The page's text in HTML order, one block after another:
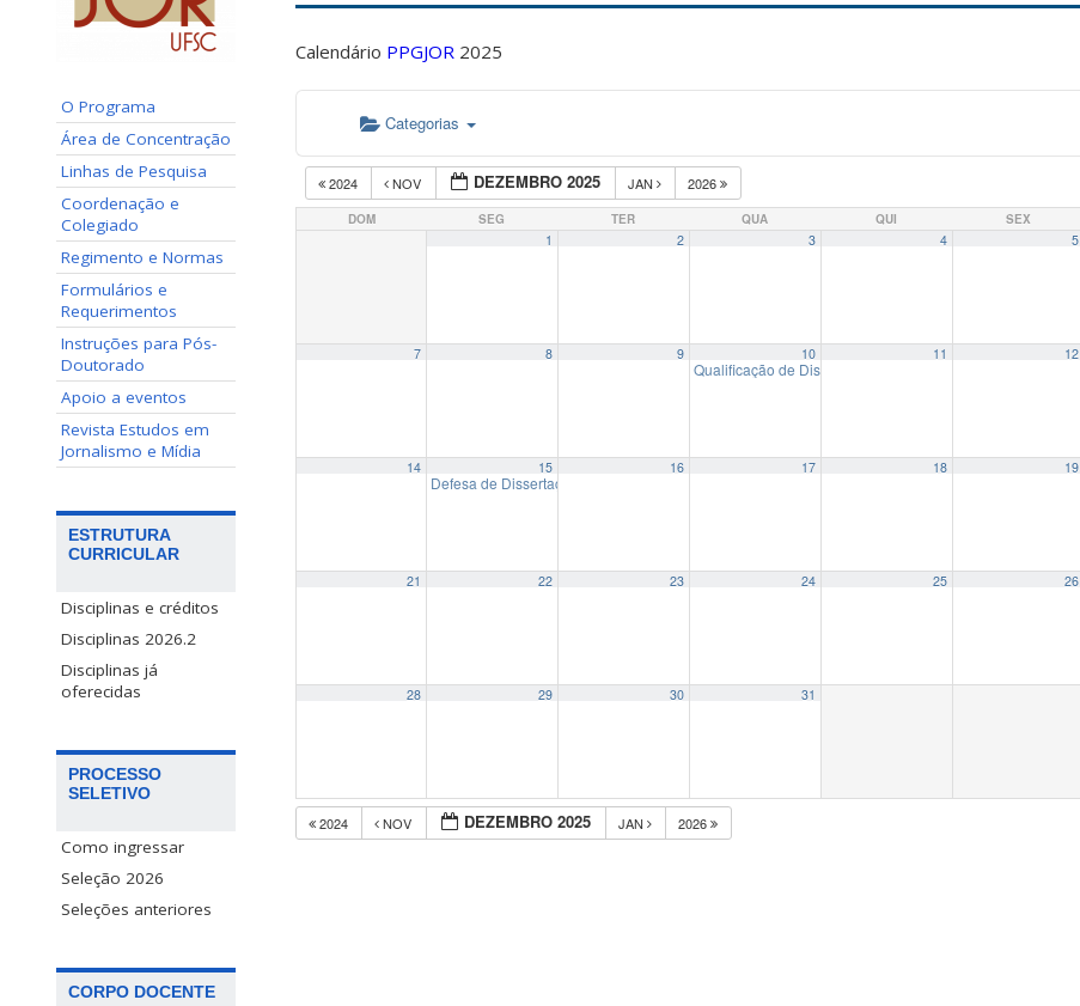
O Programa
Área de Concentração
Linhas de Pesquisa
Coordenação e
Colegiado
Regimento e Normas
Formulários e
Requerimentos
Instruções para Pós-
Doutorado
Apoio a eventos
Revista Estudos em
Jornalismo e Mídia
ESTRUTURA
CURRICULAR
Disciplinas e créditos
Disciplinas 2026.2
Disciplinas já
oferecidas
PROCESSO
SELETIVO
Como ingressar
Seleção 2026
Seleções anteriores
CORPO DOCENTE
Calendário PPGJOR 2025
Categorias
2024 NOV DEZEMBRO 2025 JAN 2026
DOM SEG TER QUA QUI SEX
1 2 3 4 5
7 8 9 10
Qualificação de Dissertação de Mestrado de Eduardo Iarek
11 12
14 15
Defesa de Dissertação de Mestrado de Karla Gabriela Quint
16 17 18 19
21 22 23 24 25 26
28 29 30 31
2024 NOV DEZEMBRO 2025 JAN 2026